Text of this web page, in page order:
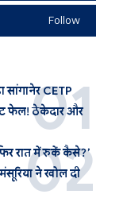
Follow
सांगानेर CETP
फेल! ठेकेदार और
रात में रुकें कैसे?’
ने खोल दी